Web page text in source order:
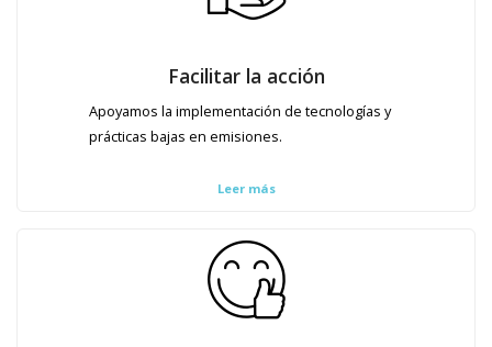
Facilitar la acción
Apoyamos la implementación de tecnologías y
prácticas bajas en emisiones.
Leer más